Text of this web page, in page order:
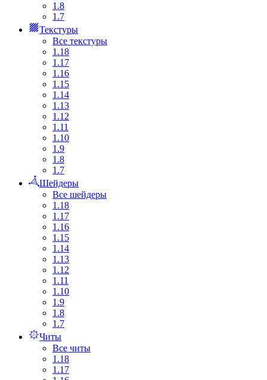
1.8
1.7
Текстуры
Все текстуры
1.18
1.17
1.16
1.15
1.14
1.13
1.12
1.11
1.10
1.9
1.8
1.7
Шейдеры
Все шейдеры
1.18
1.17
1.16
1.15
1.14
1.13
1.12
1.11
1.10
1.9
1.8
1.7
Читы
Все читы
1.18
1.17